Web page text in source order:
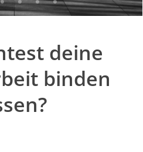
deine
binden